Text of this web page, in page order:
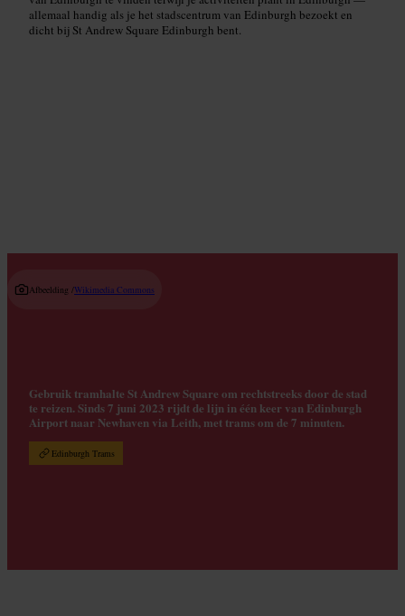
allemaal handig als je het stadscentrum van Edinburgh bezoekt en
dicht bij St Andrew Square Edinburgh bent.
Afbeelding /Wikimedia Commons
Gebruik tramhalte St Andrew Square om rechtstreeks door de stad
te reizen. Sinds 7 juni 2023 rijdt de lijn in één keer van Edinburgh
Airport naar Newhaven via Leith, met trams om de 7 minuten.
Edinburgh Trams